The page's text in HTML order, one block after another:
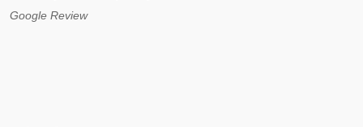
Google Review